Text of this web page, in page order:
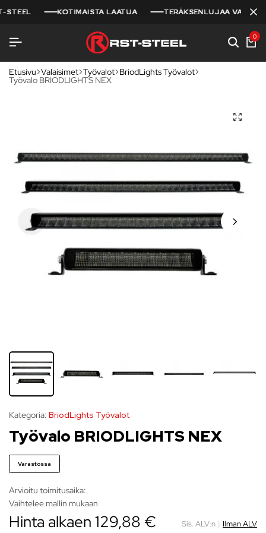
KOTIMAISTA LAATUA TERÄKSENLUJAA
KOTIMAISTA LAATUA TERÄKSENLUJAA
KOTIMAISTA LAATUA TERÄKSENLUJAA
0
Etusivu Valaisimet Työvalot BriodLights Työvalot
Työvalo BRIODLIGHTS NEX
Kategoria: BriodLights Työvalot
Työvalo BRIODLIGHTS NEX
Varastossa
Arvioitu toimitusaika:
Vaihtelee mallin mukaan
Hinta alkaen 129,88 € Sis. ALV:n | Ilman ALV